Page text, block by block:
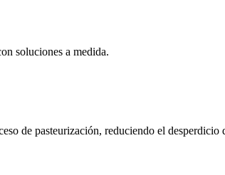
soluciones a medida.
de pasteurización, reduciendo el